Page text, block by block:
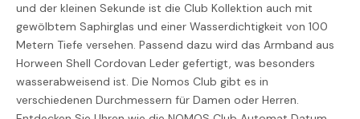
und der kleinen Sekunde ist die Club Kollektion auch mit
gewölbtem Saphirglas und einer Wasserdichtigkeit von 100
Metern Tiefe versehen. Passend dazu wird das Armband aus
Horween Shell Cordovan Leder gefertigt, was besonders
wasserabweisend ist. Die Nomos Club gibt es in
verschiedenen Durchmessern für Damen oder Herren.